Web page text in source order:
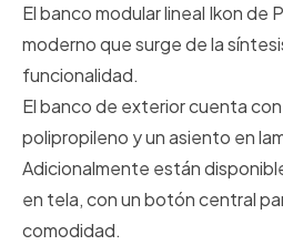
El banco modular lineal Ikon de
moderno que surge de la
funcionalidad.
El banco de exterior cuenta
polipropileno y un asiento en
Adicionalmente están
en tela, con un botón central
comodidad.